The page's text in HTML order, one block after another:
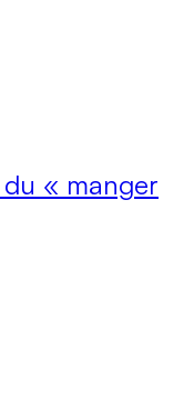
« manger